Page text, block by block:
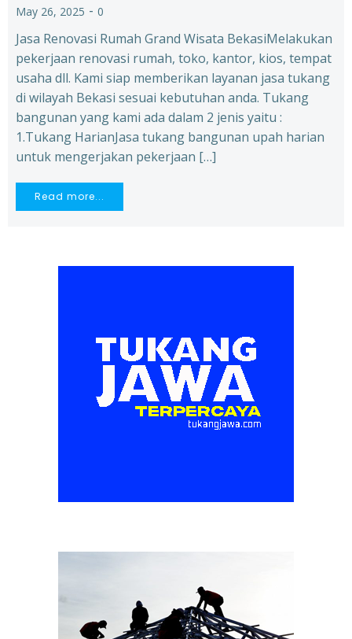
May 26, 2025 - 0
Jasa Renovasi Rumah Grand Wisata BekasiMelakukan
pekerjaan renovasi rumah, toko, kantor, kios, tempat
usaha dll. Kami siap memberikan layanan jasa tukang
di wilayah Bekasi sesuai kebutuhan anda. Tukang
bangunan yang kami ada dalam 2 jenis yaitu :
1.Tukang HarianJasa tukang bangunan upah harian
untuk mengerjakan pekerjaan […]
Read more...